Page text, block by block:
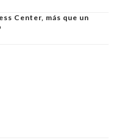
Center, más que un